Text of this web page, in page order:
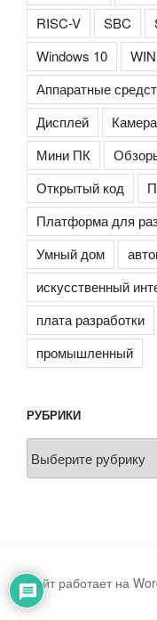
RISC-V
SBC
Windows 10
Аппаратные
Дисплей
Камера
Мини ПК
Открытый код
Платформа для
Умный дом
искусственный
плата разработки
промышленный
РУБРИКИ
Сайт работает на